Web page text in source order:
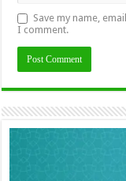
Save my name,
I comment.